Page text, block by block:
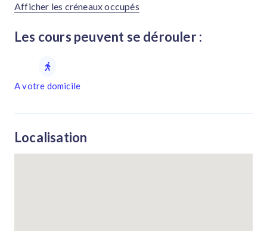
Afficher les créneaux occupés
Les cours peuvent se dérouler :
A votre domicile
Localisation